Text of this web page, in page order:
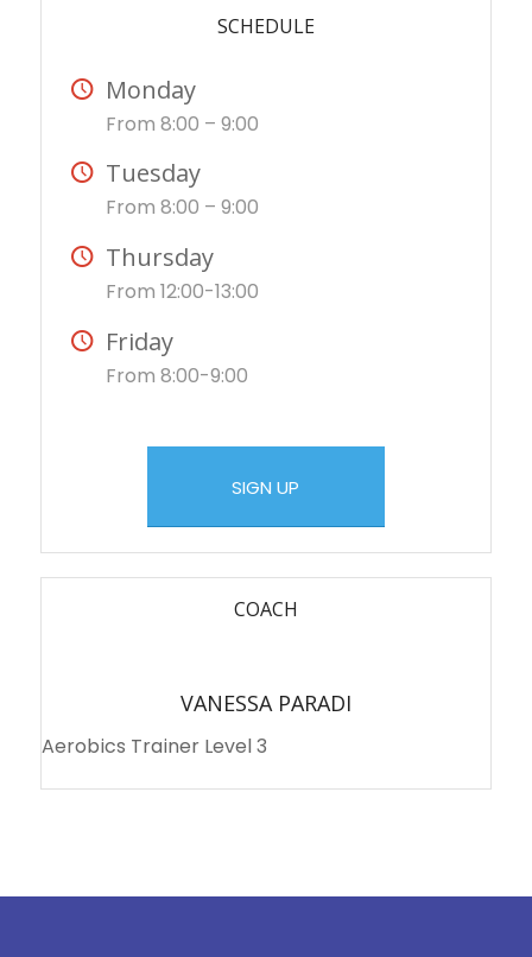
SCHEDULE
Monday
From 8:00 – 9:00
Tuesday
From 8:00 – 9:00
Thursday
From 12:00-13:00
Friday
From 8:00-9:00
SIGN UP
COACH
VANESSA PARADI
Aerobics Trainer Level 3